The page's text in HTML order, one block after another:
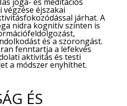
éjszakai
járhat. A
nidra kognitív szinten is
és a szorongást.
fenntartja a lefekvés
aktivitás és testi
a módszer enyhíthet.
ÉS